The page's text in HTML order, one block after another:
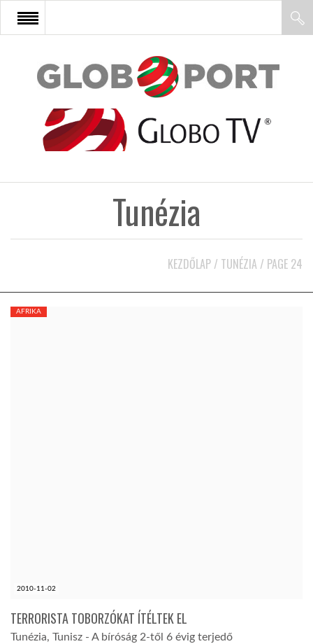
FŐOLDAL
AFRIKA
HÍR3D
Tunézia
KEZDŐLAP / TUNÉZIA / PAGE 24
2010-11-02
AFRIKA
TERRORISTA TOBORZÓKAT ÍTÉLTEK EL
Tunézia, Tunisz - A bíróság 2-től 6 évig terjedő